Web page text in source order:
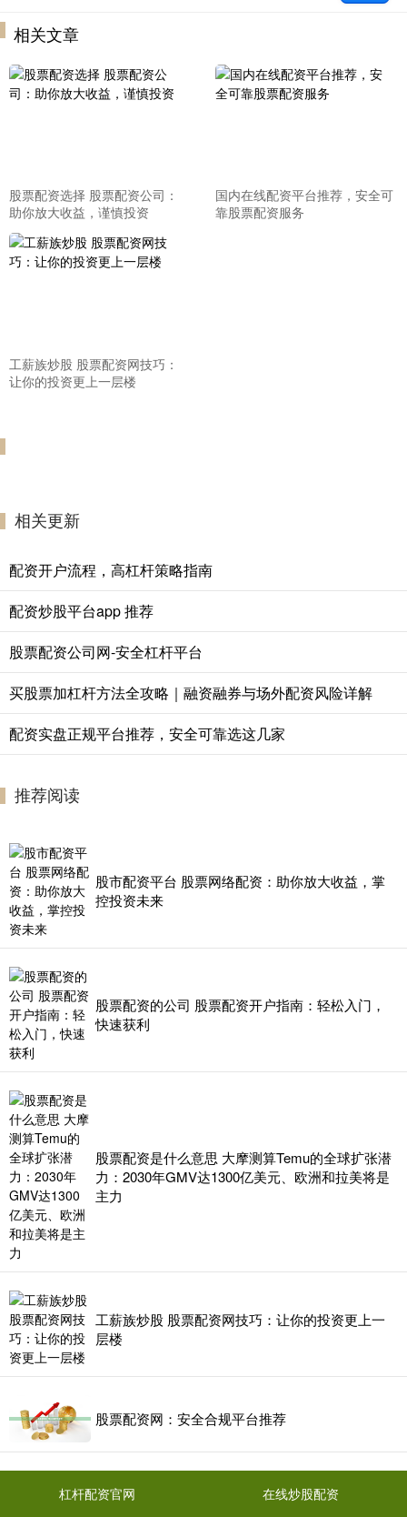
相关文章
股票配资选择 股票配资公司：
助你放大收益，谨慎投资
国内在线配资平台推荐，安全可
靠股票配资服务
工薪族炒股 股票配资网技巧：
让你的投资更上一层楼
相关更新
配资开户流程，高杠杆策略指南
配资炒股平台app 推荐
股票配资公司网-安全杠杆平台
买股票加杠杆方法全攻略｜融资融券与场外配资风险详解
配资实盘正规平台推荐，安全可靠选这几家
推荐阅读
股市配资平台 股票网络配资：助你放大收益，掌
控投资未来
股票配资的公司 股票配资开户指南：轻松入门，
快速获利
股票配资是什么意思 大摩测算Temu的全球扩张潜
力：2030年GMV达1300亿美元、欧洲和拉美将是
主力
工薪族炒股 股票配资网技巧：让你的投资更上一
层楼
股票配资网：安全合规平台推荐
杠杆配资官网 在线炒股配资